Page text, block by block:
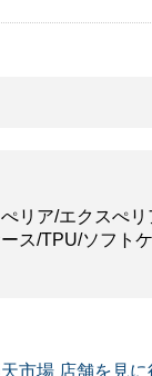
リア/エクスぺ
ス/TPU/ソフト
市場 店舗を見に